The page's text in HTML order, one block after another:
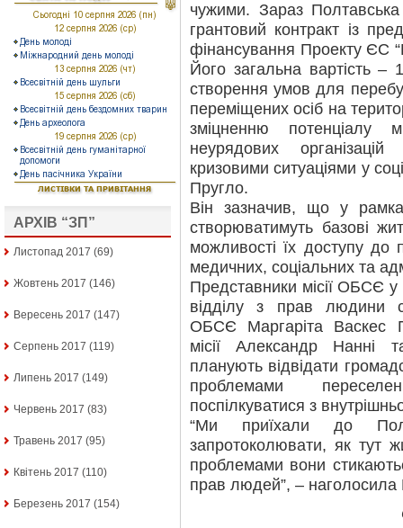
АРХІВ “ЗП”
Листопад 2017 (69)
Жовтень 2017 (146)
Вересень 2017 (147)
Серпень 2017 (119)
Липень 2017 (149)
Червень 2017 (83)
Травень 2017 (95)
Квітень 2017 (110)
Березень 2017 (154)
чужими. Зараз Полтавська
грантовий контракт із
фінансування Проекту ЄС
Його загальна вартість
створення умов для
переміщених осіб на
зміцненню потенціалу
неурядових
кризовими ситуаціями у
Пругло.
Він зазначив, що у
створюватимуть базові
можливості їх доступу до
медичних, соціальних та
Представники місії ОБСЄ у
відділу з прав людини
ОБСЄ Маргаріта Васкес
місії Александр Нанні
планують відвідати
проблемами
поспілкуватися з
“Ми приїхали до
запротоколювати, як тут
проблемами вони
прав людей”, – наголосила